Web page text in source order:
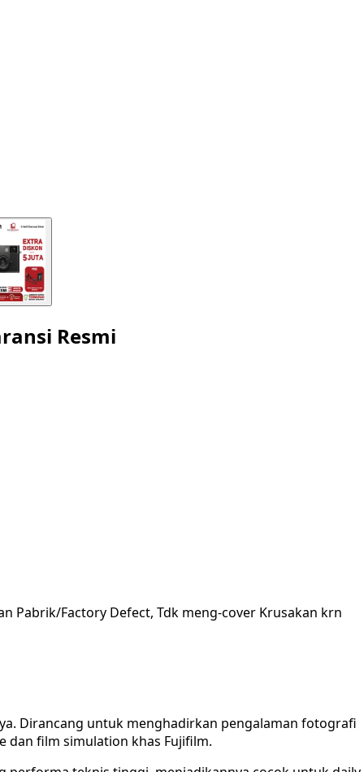
Resmi
Pabrik/Factory Defect, Tdk meng-cover Krusakan krn
Dirancang untuk menghadirkan pengalaman fotografi
dan film simulation khas Fujifilm.